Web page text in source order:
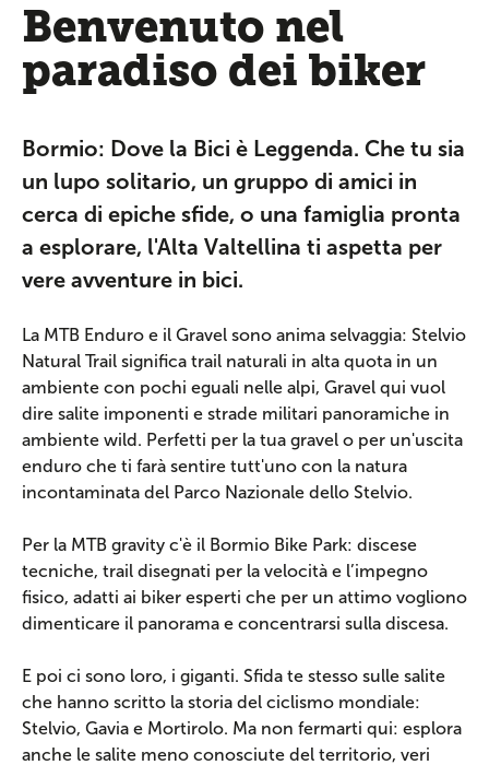
Benvenuto nel
paradiso dei biker
Bormio: Dove la Bici è Leggenda. Che tu sia
un lupo solitario, un gruppo di amici in
cerca di epiche sfide, o una famiglia pronta
a esplorare, l'Alta Valtellina ti aspetta per
vere avventure in bici.
La MTB Enduro e il Gravel sono anima selvaggia: Stelvio
Natural Trail significa trail naturali in alta quota in un
ambiente con pochi eguali nelle alpi, Gravel qui vuol
dire salite imponenti e strade militari panoramiche in
ambiente wild. Perfetti per la tua gravel o per un'uscita
enduro che ti farà sentire tutt'uno con la natura
incontaminata del Parco Nazionale dello Stelvio.
Per la MTB gravity c'è il Bormio Bike Park: discese
tecniche, trail disegnati per la velocità e l’impegno
fisico, adatti ai biker esperti che per un attimo vogliono
dimenticare il panorama e concentrarsi sulla discesa.
E poi ci sono loro, i giganti. Sfida te stesso sulle salite
che hanno scritto la storia del ciclismo mondiale:
Stelvio, Gavia e Mortirolo. Ma non fermarti qui: esplora
anche le salite meno conosciute del territorio, veri